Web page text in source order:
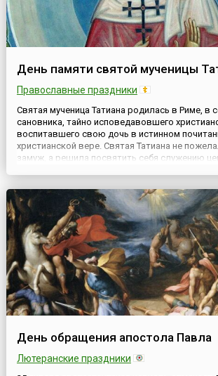
День памяти святой мученицы
Православные праздники
Святая мученица Татиана родилась в Риме, в
сановника, тайно исповедавовшего
воспитавшего свою дочь в истинном
христианской вере. Святая Татиана не
замуж, а решила посвятить себя служению
День обращения апостола Павла
Лютеранские праздники